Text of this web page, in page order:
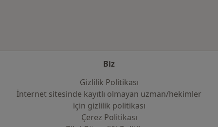
Biz
Gizlilik Politikası
İnternet sitesinde kayıtlı olmayan uzman/hekimler
i̇çin gizlilik politikası
Çerez Politikası